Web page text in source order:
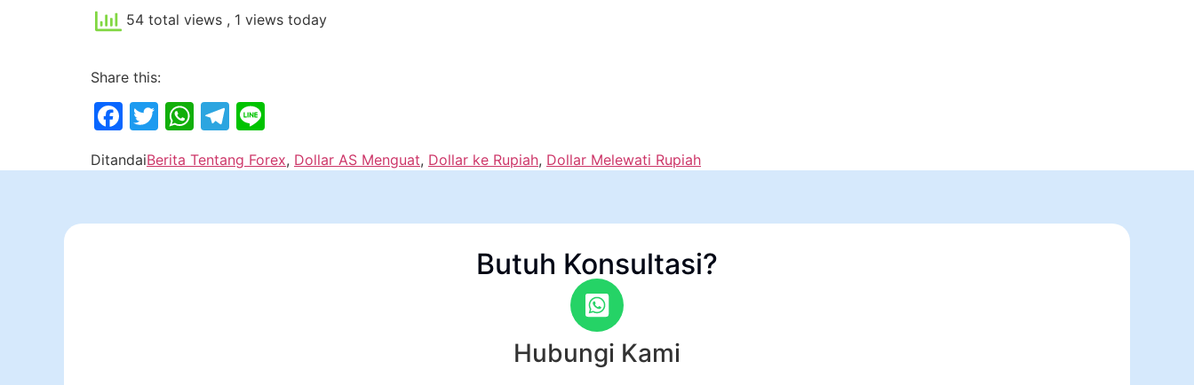
54 total views , 1 views today
Share this:
Facebook
Twitter
WhatsApp
Telegram
DitandaiBerita Tentang Forex, Dollar AS Menguat, Dollar ke Rupiah, Dollar Melewati Rupiah
Butuh Konsultasi?
Hubungi Kami